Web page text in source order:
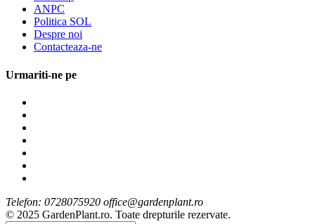
ANPC
Politica SOL
Despre noi
Contacteaza-ne
Urmariti-ne pe
Telefon: 0728075920 office@gardenplant.ro
© 2025 GardenPlant.ro. Toate drepturile rezervate.